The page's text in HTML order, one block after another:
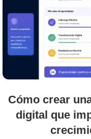
Cómo crear
digital que